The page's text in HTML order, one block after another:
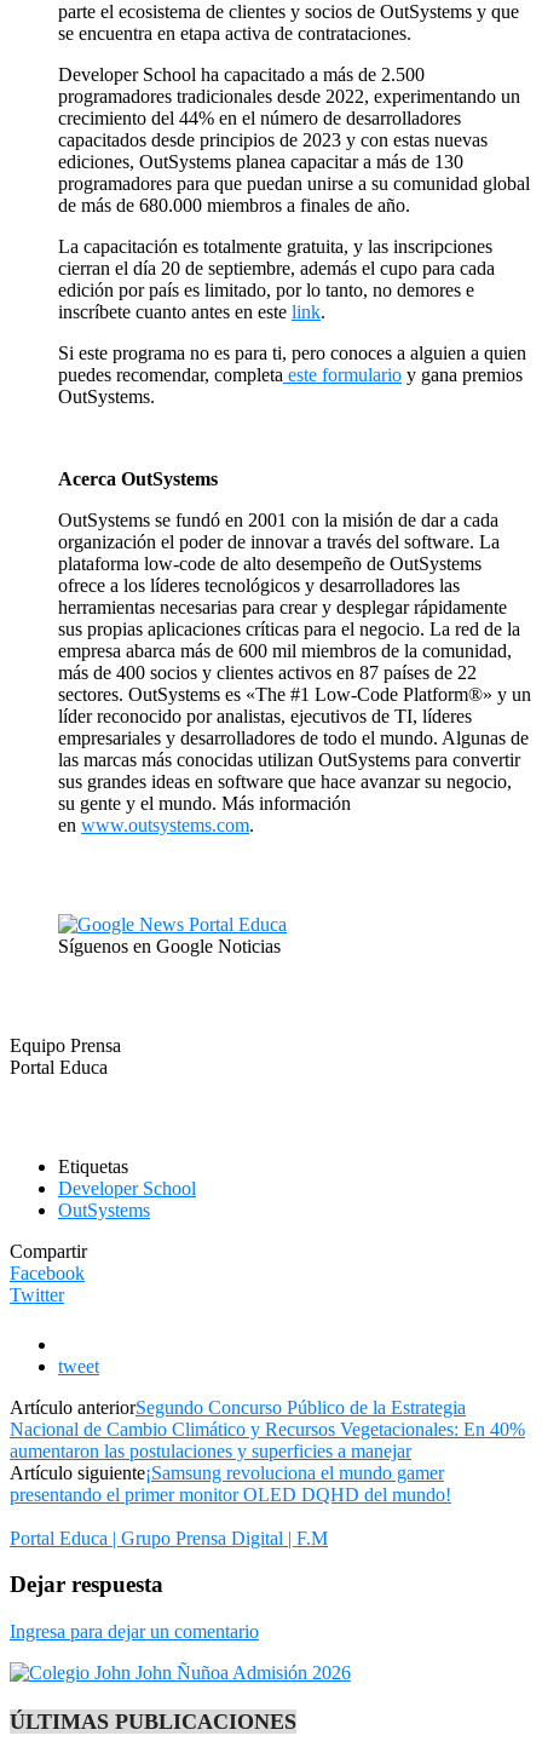
parte el ecosistema de clientes y socios de OutSystems y que
se encuentra en etapa activa de contrataciones.
Developer School ha capacitado a más de 2.500
programadores tradicionales desde 2022, experimentando un
crecimiento del 44% en el número de desarrolladores
capacitados desde principios de 2023 y con estas nuevas
ediciones, OutSystems planea capacitar a más de 130
programadores para que puedan unirse a su comunidad global
de más de 680.000 miembros a finales de año.
La capacitación es totalmente gratuita, y las inscripciones
cierran el día 20 de septiembre, además el cupo para cada
edición por país es limitado, por lo tanto, no demores e
inscríbete cuanto antes en este link.
Si este programa no es para ti, pero conoces a alguien a quien
puedes recomendar, completa este formulario y gana premios
OutSystems.
Acerca OutSystems
OutSystems se fundó en 2001 con la misión de dar a cada
organización el poder de innovar a través del software. La
plataforma low-code de alto desempeño de OutSystems
ofrece a los líderes tecnológicos y desarrolladores las
herramientas necesarias para crear y desplegar rápidamente
sus propias aplicaciones críticas para el negocio. La red de la
empresa abarca más de 600 mil miembros de la comunidad,
más de 400 socios y clientes activos en 87 países de 22
sectores. OutSystems es «The #1 Low-Code Platform®» y un
líder reconocido por analistas, ejecutivos de TI, líderes
empresariales y desarrolladores de todo el mundo. Algunas de
las marcas más conocidas utilizan OutSystems para convertir
sus grandes ideas en software que hace avanzar su negocio,
su gente y el mundo. Más información
en www.outsystems.com.
Síguenos en Google Noticias
Equipo Prensa
Portal Educa
Etiquetas
Developer School
OutSystems
Compartir
Facebook
Twitter
tweet
Artículo anteriorSegundo Concurso Público de la Estrategia
Nacional de Cambio Climático y Recursos Vegetacionales: En 40%
aumentaron las postulaciones y superficies a manejar
Artículo siguiente¡Samsung revoluciona el mundo gamer
presentando el primer monitor OLED DQHD del mundo!
Portal Educa | Grupo Prensa Digital | F.M
Dejar respuesta
Ingresa para dejar un comentario
ÚLTIMAS PUBLICACIONES